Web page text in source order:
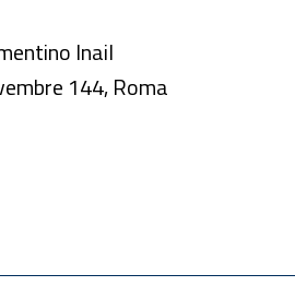
Inail
144, Roma